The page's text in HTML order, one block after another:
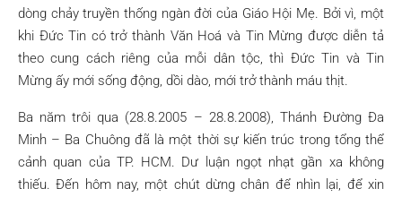
dòng chảy truyền thống ngàn đời của Giáo Hội Mẹ. Bởi vì, một
khi Đức Tin có trở thành Văn Hoá và Tin Mừng được diễn tả
theo cung cách riêng của mỗi dân tộc, thì Đức Tin và Tin
Mừng ấy mới sống động, dồi dào, mới trở thành máu thịt.
Ba năm trôi qua (28.8.2005 – 28.8.2008), Thánh Đường Đa
Minh – Ba Chuông đã là một thời sự kiến trúc trong tổng thể
cảnh quan của TP. HCM. Dư luận ngọt nhạt gần xa không
thiếu. Đến hôm nay, một chút dừng chân để nhìn lại, để xin